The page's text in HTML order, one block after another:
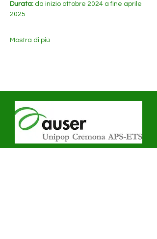
Durata: da inizio ottobre 2024 a fine aprile
2025
Mostra di più